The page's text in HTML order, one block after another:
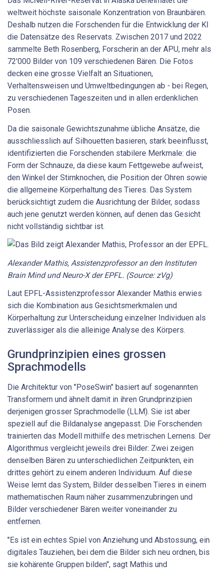
weltweit höchste saisonale Konzentration von Braunbären.
Deshalb nutzen die Forschenden für die Entwicklung der KI
die Datensätze des Reservats. Zwischen 2017 und 2022
sammelte Beth Rosenberg, Forscherin an der APU, mehr als
72'000 Bilder von 109 verschiedenen Bären. Die Fotos
decken eine grosse Vielfalt an Situationen,
Verhaltensweisen und Umweltbedingungen ab - bei Regen,
zu verschiedenen Tageszeiten und in allen erdenklichen
Posen.
Da die saisonale Gewichtszunahme übliche Ansätze, die
ausschliesslich auf Silhouetten basieren, stark beeinflusst,
identifizierten die Forschenden stabilere Merkmale: die
Form der Schnauze, da diese kaum Fettgewebe aufweist,
den Winkel der Stirnknochen, die Position der Ohren sowie
die allgemeine Körperhaltung des Tieres. Das System
berücksichtigt zudem die Ausrichtung der Bilder, sodass
auch jene genutzt werden können, auf denen das Gesicht
nicht vollständig sichtbar ist.
Alexander Mathis, Assistenzprofessor an den Instituten
Brain Mind und Neuro-X der EPFL. (Source: zVg)
Laut EPFL-Assistenzprofessor Alexander Mathis erwies
sich die Kombination aus Gesichtsmerkmalen und
Körperhaltung zur Unterscheidung einzelner Individuen als
zuverlässiger als die alleinige Analyse des Körpers.
Grundprinzipien eines grossen
Sprachmodells
Die Architektur von "PoseSwin" basiert auf sogenannten
Transformern und ähnelt damit in ihren Grundprinzipien
derjenigen grosser Sprachmodelle (LLM). Sie ist aber
speziell auf die Bildanalyse angepasst. Die Forschenden
trainierten das Modell mithilfe des metrischen Lernens. Der
Algorithmus vergleicht jeweils drei Bilder: Zwei zeigen
denselben Bären zu unterschiedlichen Zeitpunkten, ein
drittes gehört zu einem anderen Individuum. Auf diese
Weise lernt das System, Bilder desselben Tieres in einem
mathematischen Raum näher zusammenzubringen und
Bilder verschiedener Bären weiter voneinander zu
entfernen.
"Es ist ein echtes Spiel von Anziehung und Abstossung, ein
digitales Tauziehen, bei dem die Bilder sich neu ordnen, bis
sie kohärente Gruppen bilden", sagt Mathis und